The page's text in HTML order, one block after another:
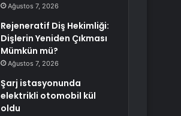
Ağustos 7, 2026
Rejeneratif Diş Hekimliği:
Dişlerin Yeniden Çıkması
Mümkün mü?
Ağustos 7, 2026
Şarj istasyonunda
elektrikli otomobil kül
oldu